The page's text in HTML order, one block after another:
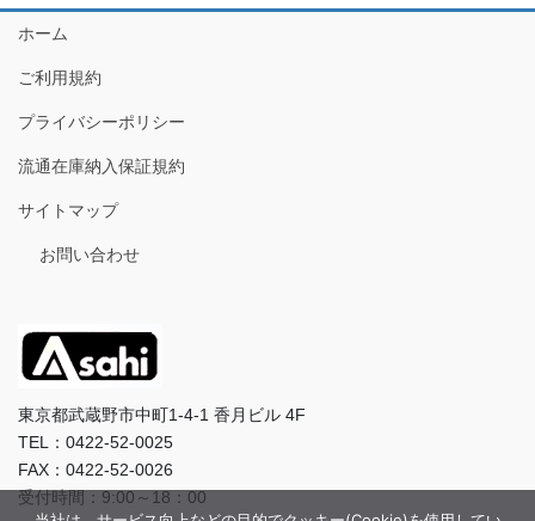
ホーム
ご利用規約
プライバシーポリシー
流通在庫納入保証規約
サイトマップ
お問い合わせ
東京都武蔵野市中町1-4-1 香月ビル 4F
TEL：0422-52-0025
FAX：0422-52-0026
受付時間：9:00～18：00